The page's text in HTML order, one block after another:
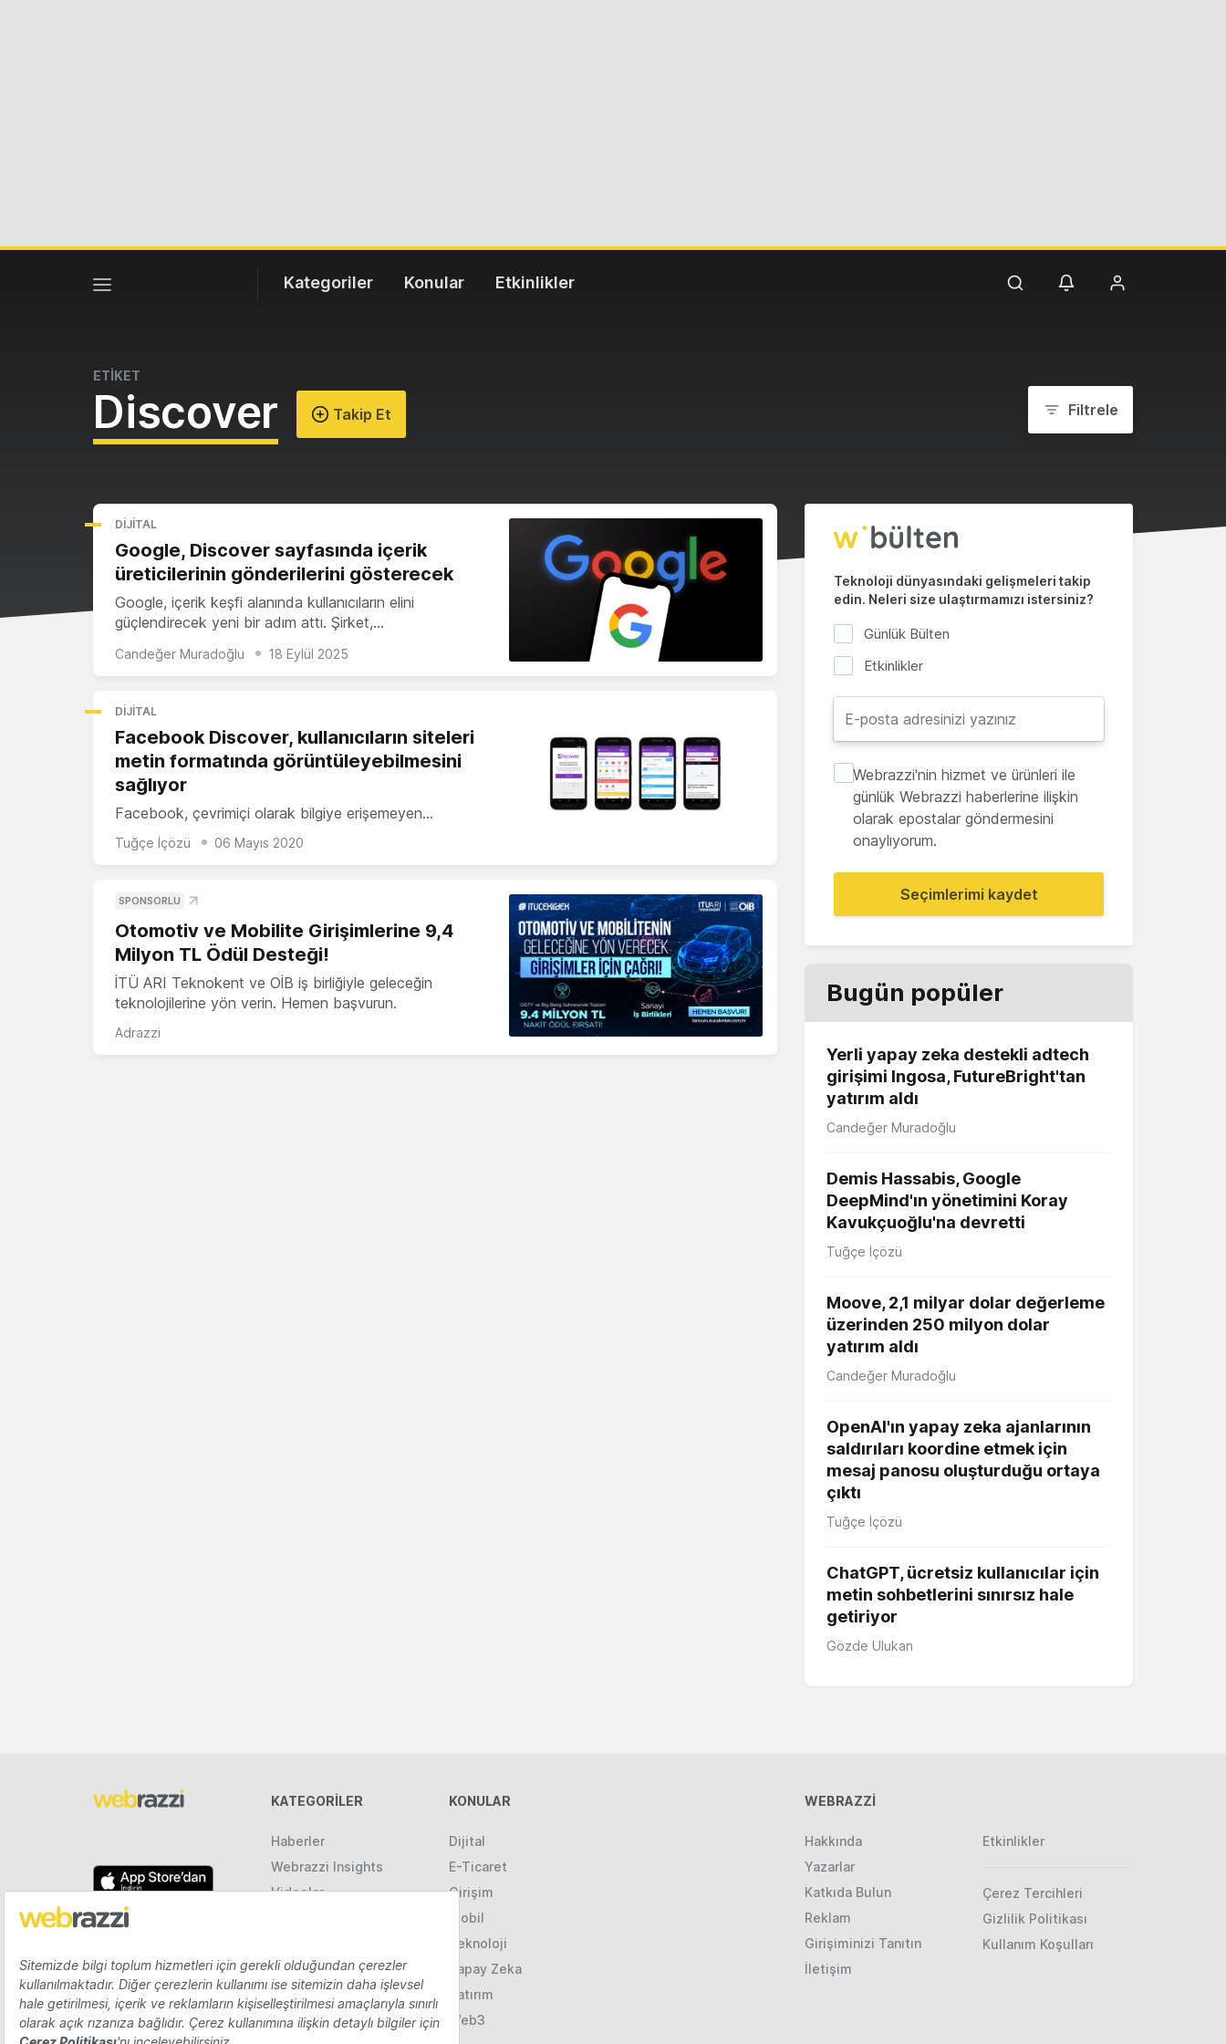
Kategoriler Konular Etkinlikler
ETİKET
Discover Takip Et Filtrele
DIJITAL
Google, Discover sayfasında içerik
üreticilerinin gönderilerini gösterecek
Google, içerik keşfi alanında kullanıcıların elini
güçlendirecek yeni bir adım attı. Şirket,…
Candeğer Muradoğlu 18 Eylül 2025
DIJITAL
Facebook Discover, kullanıcıların siteleri
metin formatında görüntüleyebilmesini
sağlıyor
Facebook, çevrimiçi olarak bilgiye erişemeyen…
Tuğçe İçözü 06 Mayıs 2020
SPONSORLU
Otomotiv ve Mobilite Girişimlerine 9,4
Milyon TL Ödül Desteği!
İTÜ ARI Teknokent ve OİB iş birliğiyle geleceğin
teknolojilerine yön verin. Hemen başvurun.
Adrazzi
Teknoloji dünyasındaki gelişmeleri takip
edin. Neleri size ulaştırmamızı istersiniz?
Günlük Bülten
Etkinlikler
Webrazzi'nin hizmet ve ürünleri ile
günlük Webrazzi haberlerine ilişkin
olarak epostalar göndermesini
onaylıyorum.
Seçimlerimi kaydet
Bugün popüler
Yerli yapay zeka destekli adtech
girişimi Ingosa, FutureBright'tan
yatırım aldı
Candeğer Muradoğlu
Demis Hassabis, Google
DeepMind'ın yönetimini Koray
Kavukçuoğlu'na devretti
Tuğçe İçözü
Moove, 2,1 milyar dolar değerleme
üzerinden 250 milyon dolar
yatırım aldı
Candeğer Muradoğlu
OpenAI'ın yapay zeka ajanlarının
saldırıları koordine etmek için
mesaj panosu oluşturduğu ortaya
çıktı
Tuğçe İçözü
ChatGPT, ücretsiz kullanıcılar için
metin sohbetlerini sınırsız hale
getiriyor
Gözde Ulukan
KATEGORILER
Haberler
Webrazzi Insights
Videolar
KONULAR
Dijital
E-Ticaret
Girişim
Mobil
Teknoloji
Yapay Zeka
Yatırım
Web3
WEBRAZZİ
Hakkında
Yazarlar
Katkıda Bulun
Reklam
Girişiminizi Tanıtın
İletişim
Etkinlikler
Çerez Tercihleri
Gizlilik Politikası
Kullanım Koşulları